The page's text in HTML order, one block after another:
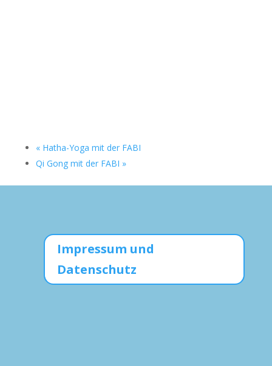
«Hatha-Yoga mit der FABI
Qi Gong mit der FABI »
Impressum und
Datenschutz